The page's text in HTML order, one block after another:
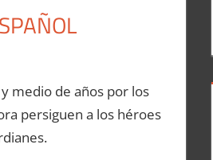
medio de años por los
persiguen a los héroes